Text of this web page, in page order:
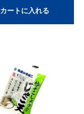
カートに入れる